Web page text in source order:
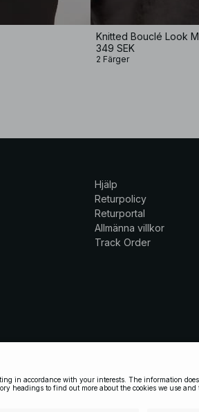
Knitted Bouclé Look
349 SEK
2 Färger
Hjälp
Returpolicy
Returportal
Allmänna villkor
Track Order